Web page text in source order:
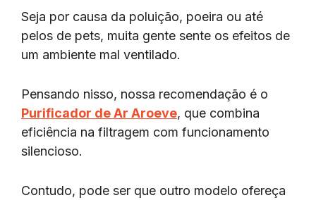
Seja por causa da poluição, poeira ou até
pelos de pets, muita gente sente os efeitos de
um ambiente mal ventilado.
Pensando nisso, nossa recomendação é o
Purificador de Ar Aroeve, que combina
eficiência na filtragem com funcionamento
silencioso.
Contudo, pode ser que outro modelo ofereça